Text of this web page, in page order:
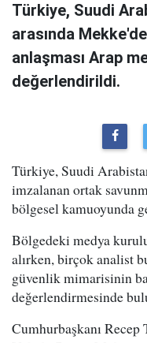
Türkiye, Suudi
arasında
anlaşması Arap
değerlendirildi.
Türkiye, Suudi
imzalanan ortak
bölgesel kamuoyunda
Bölgedeki medya
alırken, birçok analist
güvenlik mimarisinin
değerlendirmesinde
Cumhurbaşkanı